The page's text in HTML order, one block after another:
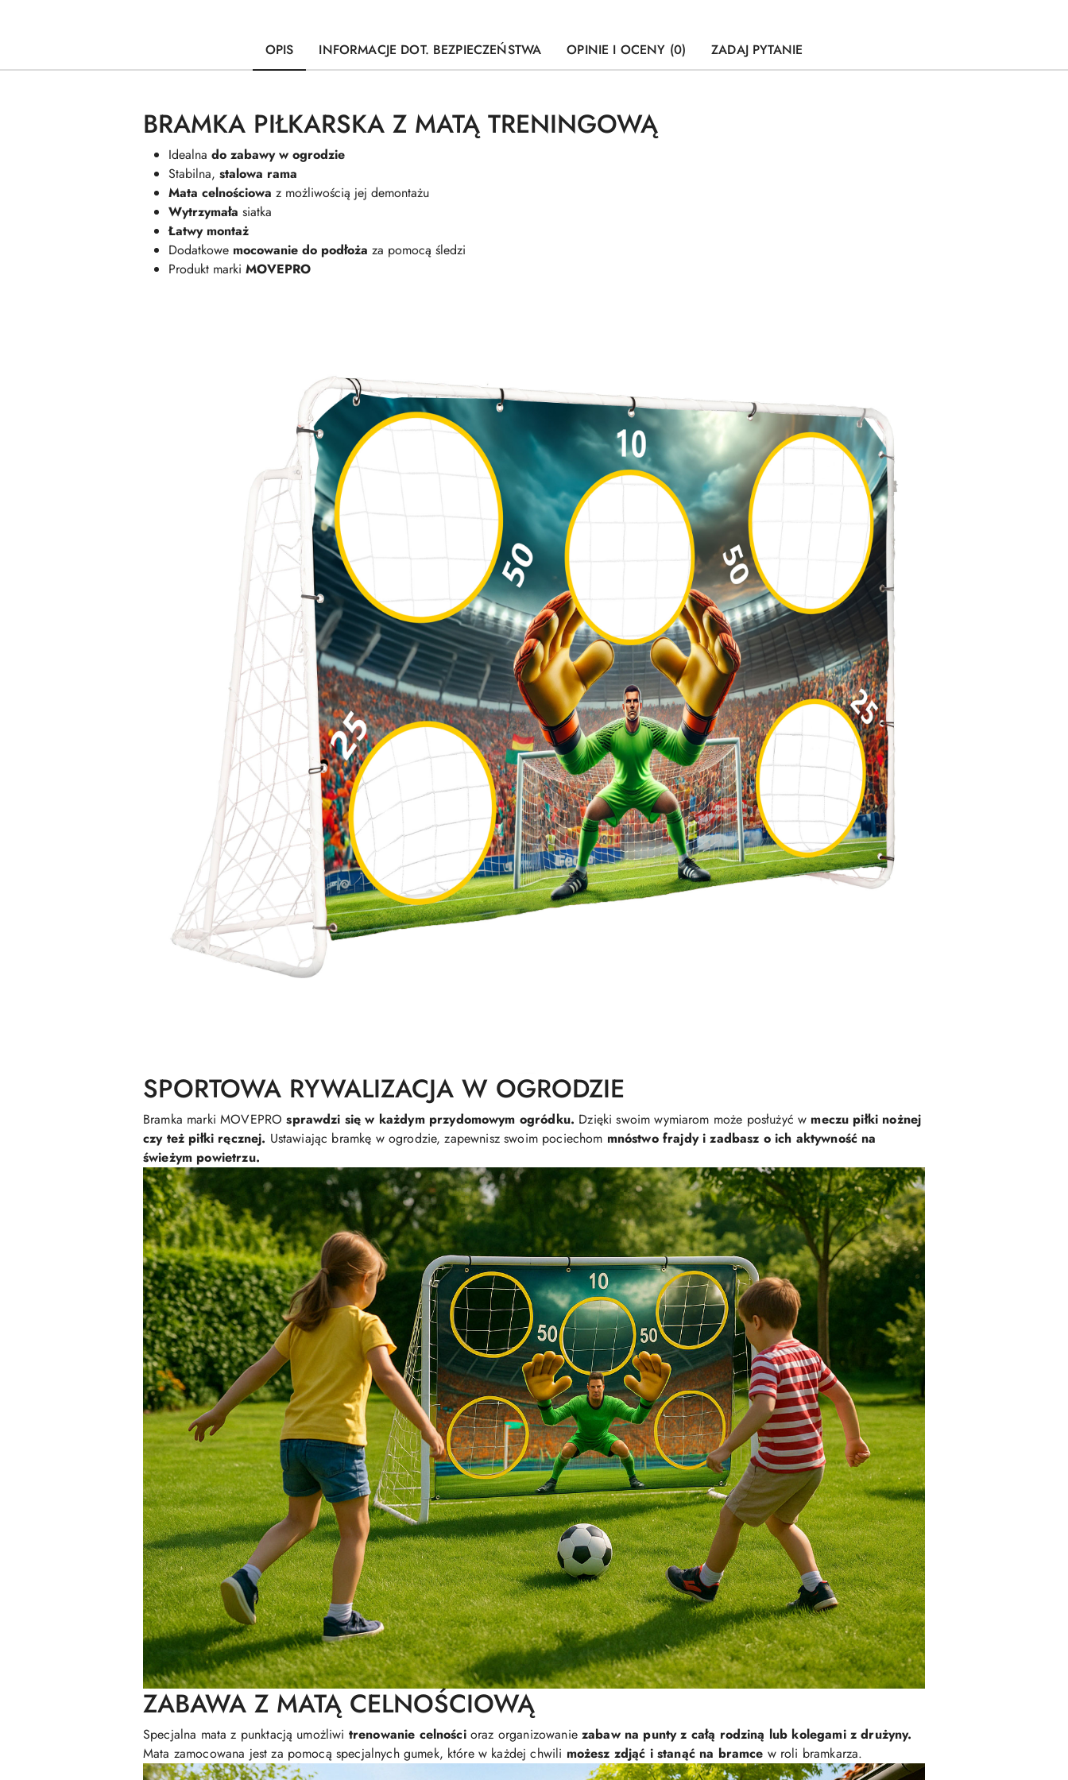
OPIS INFORMACJE DOT. BEZPIECZEŃSTWA OPINIE I OCENY (0) ZADAJ PYTANIE
BRAMKA PIŁKARSKA Z MATĄ TRENINGOWĄ
Idealna do zabawy w ogrodzie
Stabilna, stalowa rama
Mata celnościowa z możliwością jej demontażu
Wytrzymała siatka
Łatwy montaż
Dodatkowe mocowanie do podłoża za pomocą śledzi
Produkt marki MOVEPRO
SPORTOWA RYWALIZACJA W OGRODZIE
Bramka marki MOVEPROsprawdzi się w każdym przydomowym ogródku. Dzięki swoim wymiarom może posłużyć w meczu piłki nożnej
czy też piłki ręcznej. Ustawiając bramkę w ogrodzie, zapewnisz swoim pociechom mnóstwo frajdy i zadbasz o ich aktywność na
świeżym powietrzu.
ZABAWA Z MATĄ CELNOŚCIOWĄ
Specjalna mata z punktacją umożliwi trenowanie celnościoraz organizowaniezabaw na punty z całą rodziną lub kolegami z drużyny.
Mata zamocowana jest za pomocą specjalnych gumek, które w każdej chwili możesz zdjąć i stanąć na bramce w roli bramkarza.